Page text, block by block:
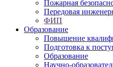
Пожарная
Передовая
ФИП
Образование
Повышение
Подготовка к
Образование
Научно-